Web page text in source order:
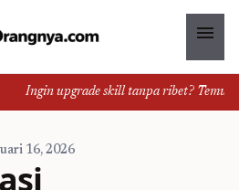
menu
Ingin upgrade skill tanpa ribet? Temukan
16, 2026